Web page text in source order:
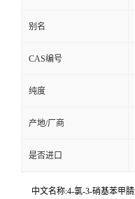
别名
CAS编号
纯度
产地/厂商
是否进口
中文名称:4-氯-3-硝基苯甲腈